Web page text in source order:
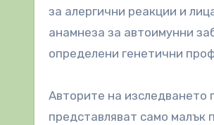
за алергични реакции и
анамнеза за автоимунни
определени генетични
Авторите на изследването
представляват само малък